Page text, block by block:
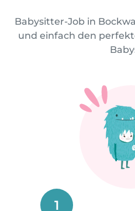
Babysitter-Job in
und einfach den
1